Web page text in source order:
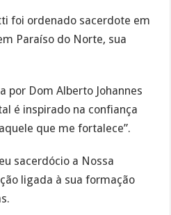
foi ordenado sacerdote em
Paraíso do Norte, sua
por Dom Alberto Johannes
é inspirado na confiança
que me fortalece”.
sacerdócio a Nossa
ligada à sua formação